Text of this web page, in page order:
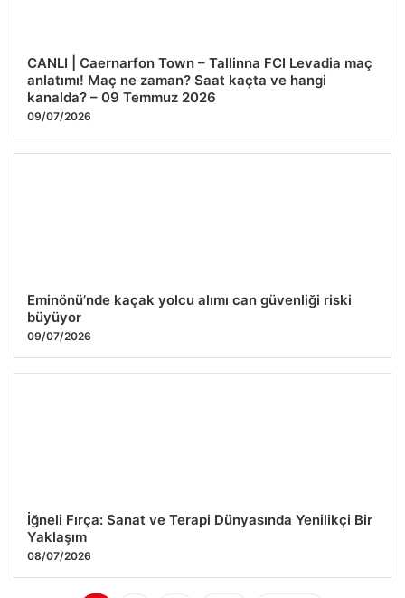
CANLI | Caernarfon Town – Tallinna FCI Levadia maç
anlatımı! Maç ne zaman? Saat kaçta ve hangi
kanalda? – 09 Temmuz 2026
09/07/2026
Eminönü’nde kaçak yolcu alımı can güvenliği riski
büyüyor
09/07/2026
İğneli Fırça: Sanat ve Terapi Dünyasında Yenilikçi Bir
Yaklaşım
08/07/2026